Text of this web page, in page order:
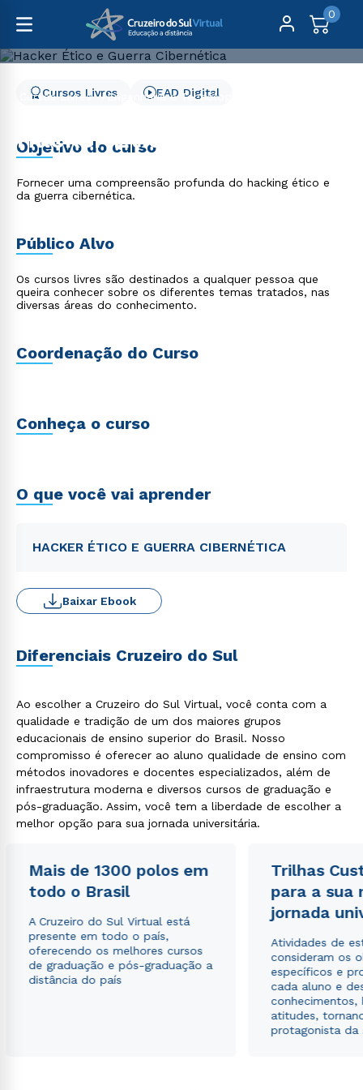
0
Cursos Livres
Engenharia e Tecnologia
Hacker Ético e Guerra
Cibernética
Cursos Livres EAD Digital
Objetivo do curso
Fornecer uma compreensão profunda do hacking ético e
da guerra cibernética.
Público Alvo
Os cursos livres são destinados a qualquer pessoa que
queira conhecer sobre os diferentes temas tratados, nas
diversas áreas do conhecimento.
Coordenação do Curso
Conheça o curso
O que você vai aprender
HACKER ÉTICO E GUERRA CIBERNÉTICA
Baixar Ebook
Diferenciais Cruzeiro do Sul
Ao escolher a Cruzeiro do Sul Virtual, você conta com a
qualidade e tradição de um dos maiores grupos
educacionais de ensino superior do Brasil. Nosso
compromisso é oferecer ao aluno qualidade de ensino com
métodos inovadores e docentes especializados, além de
infraestrutura moderna e diversos cursos de graduação e
pós-graduação. Assim, você tem a liberdade de escolher a
melhor opção para sua jornada universitária.
Mais de 1300 polos em
todo o Brasil
A Cruzeiro do Sul Virtual está
presente em todo o país,
oferecendo os melhores cursos
de graduação e pós-graduação a
distância do país
Trilhas
para a sua
jornada
Atividades de
consideram os
específicos e
cada aluno e
conhecimentos,
atitudes,
protagonista da